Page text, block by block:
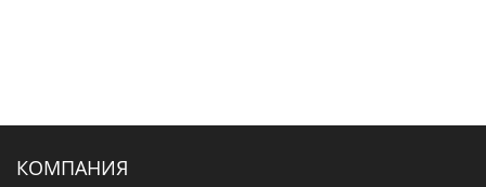
КОМПАНИЯ